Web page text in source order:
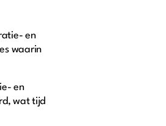
en
waarin
en
wat tijd